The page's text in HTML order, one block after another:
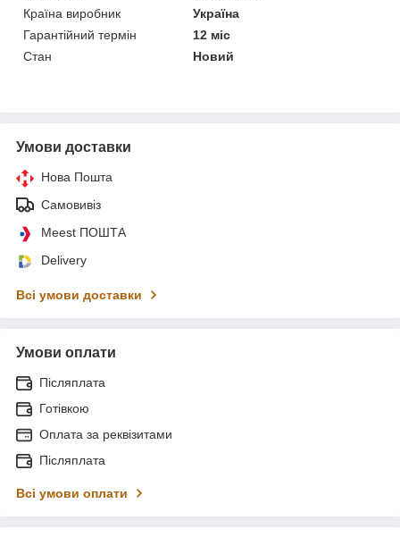
Країна виробник
Україна
Гарантійний термін
12 міс
Стан
Новий
Умови доставки
Нова Пошта
Самовивіз
Meest ПОШТА
Delivery
Всі умови доставки
Умови оплати
Післяплата
Готівкою
Оплата за реквізитами
Післяплата
Всі умови оплати